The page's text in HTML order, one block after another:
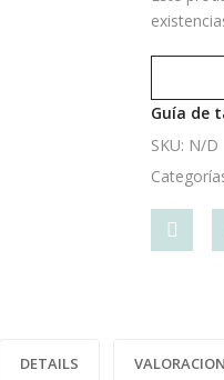
Guía de
SKU: N/D
Share
DETAILS